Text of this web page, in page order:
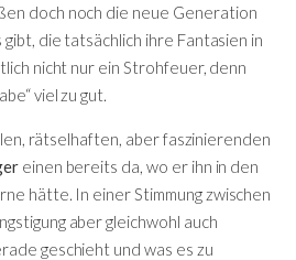
doch noch die neue Generation
die tatsächlich ihre Fantasien in
nicht nur ein Strohfeuer, denn
viel zu gut.
rätselhaften, aber faszinierenden
einen bereits da, wo er ihn in den
hätte. In einer Stimmung zwischen
aber gleichwohl auch
geschieht und was es zu